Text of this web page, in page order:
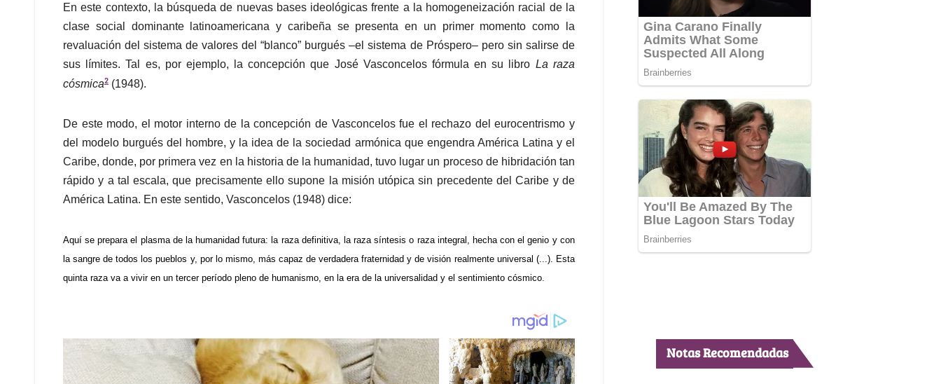
A
p
p
o
o
k
d
I
n
d
s
En este contexto, la búsqueda de nuevas bases ideológicas frente a la homogeneización racial de la
clase social dominante latinoamericana y caribeña se presenta en un primer momento como la
revaluación del sistema de valores del “blanco” burgués –el sistema de Próspero– pero sin salirse de
sus límites. Tal es, por ejemplo, la concepción que José Vasconcelos fórmula en su libro La raza
cósmica2 (1948).
De este modo, el motor interno de la concepción de Vasconcelos fue el rechazo del eurocentrismo y
del modelo burgués del hombre, y la idea de la sociedad armónica que engendra América Latina y el
Caribe, donde, por primera vez en la historia de la humanidad, tuvo lugar un proceso de hibridación tan
rápido y a tal escala, que precisamente ello supone la misión utópica sin precedente del Caribe y de
América Latina. En este sentido, Vasconcelos (1948) dice:
Aquí se prepara el plasma de la humanidad futura: la raza definitiva, la raza síntesis o raza integral, hecha con el genio y con
la sangre de todos los pueblos y, por lo mismo, más capaz de verdadera fraternidad y de visión realmente universal (...). Esta
quinta raza va a vivir en un tercer período pleno de humanismo, en la era de la universalidad y el sentimiento cósmico.
Notas Recomendadas